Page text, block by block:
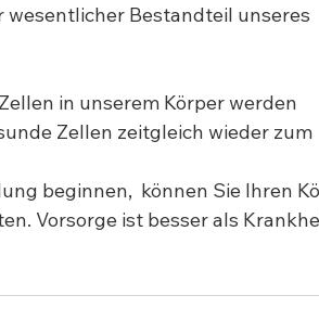
wesentlicher Bestandteil unseres
in unserem Körper werden
Zellen zeitgleich wieder zum
beginnen,  können Sie Ihren
Vorsorge ist besser als